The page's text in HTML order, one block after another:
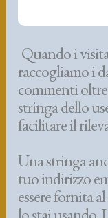
Quando i
raccogliamo i
commenti
stringa dello
facilitare il
Una stringa
tuo indirizzo
essere fornita